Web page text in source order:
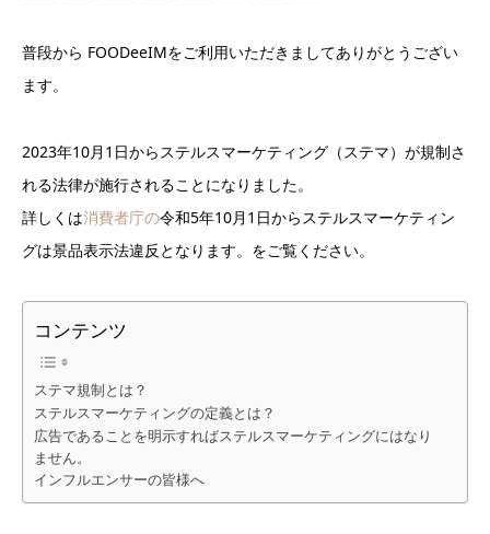
普段から FOODeeIMをご利用いただきましてありがとうござい
ます。
2023年10月1日からステルスマーケティング（ステマ）が規制さ
れる法律が施行されることになりました。
詳しくは消費者庁の令和5年10月1日からステルスマーケティン
グは景品表示法違反となります。をご覧ください。
コンテンツ
ステマ規制とは？
ステルスマーケティングの定義とは？
広告であることを明示すればステルスマーケティングにはなり
ません。
インフルエンサーの皆様へ